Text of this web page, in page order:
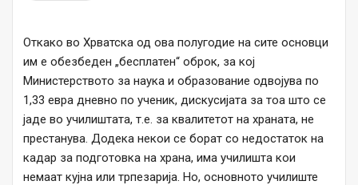
Откако во Хрватска од ова полугодие на сите основци
им е обезбеден „бесплатен“ оброк, за кој
Министерството за наука и образование одвојува по
1,33 евра дневно по ученик, дискусијата за тоа што се
јаде во училиштата, т.е. за квалитетот на храната, не
престанува. Додека некои се борат со недостаток на
кадар за подготовка на храна, има училишта кои
немаат кујна или трпезарија. Но, основното училиште